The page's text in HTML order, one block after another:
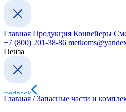
Главная Продукция Конвейеры
+7 (800) 201-38-86
Пенза
Главная /Запасные части и